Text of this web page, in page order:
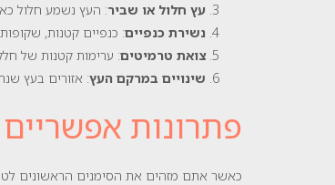
עץ חלול או שביר: העץ נשמע חלול
נשירת כנפיים: כנפיים קטנות, שקופות למחצה, באורך של כ-6-12 מ"מ,
צואת טרמיטים: ערימות קטנות של
שינויים במרקם העץ: אזורים בעץ
פתרונות
כאשר אתם מזהים את הסימנים הראשונים